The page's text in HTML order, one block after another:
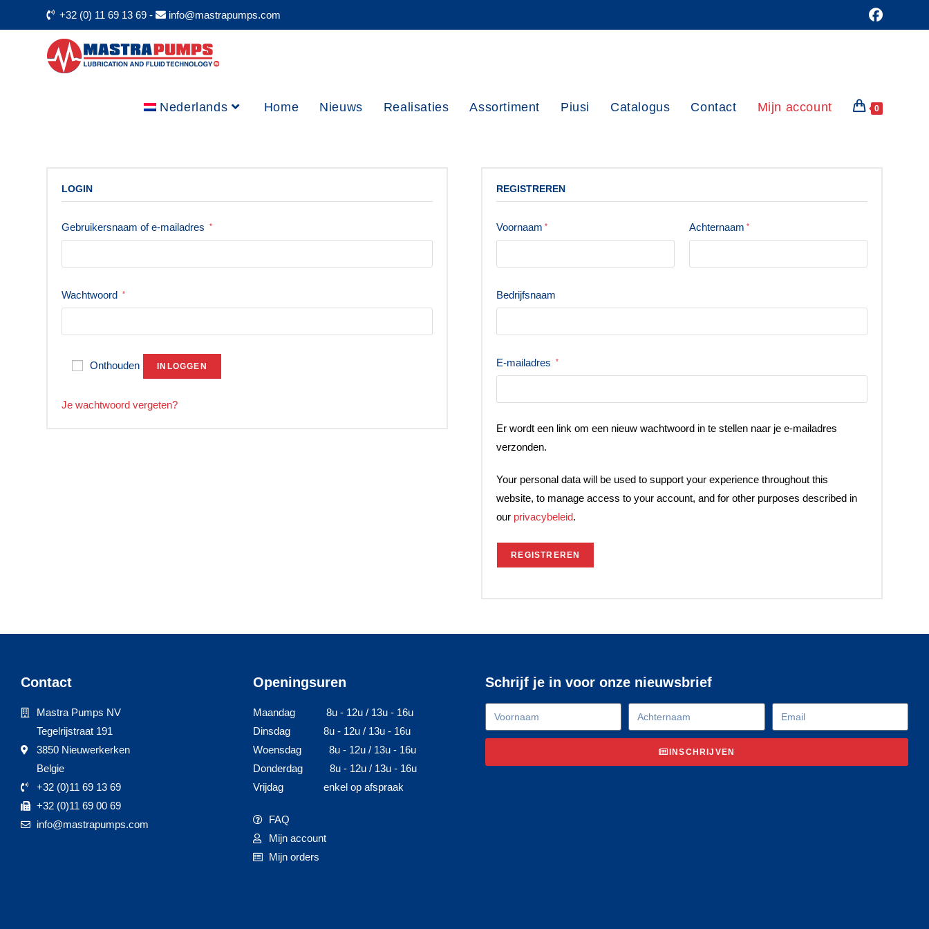
+32 (0) 11 69 13 69 - info@mastrapumps.com
Nederlands Home Nieuws Realisaties Assortiment Piusi Catalogus Contact Mijn account 0
LOGIN
Gebruikersnaam of e-mailadres *
Wachtwoord *
Onthouden INLOGGEN
Je wachtwoord vergeten?
REGISTREREN
Voornaam * Achternaam *
Bedrijfsnaam
E-mailadres *
Er wordt een link om een nieuw wachtwoord in te stellen naar je e-mailadres
verzonden.
Your personal data will be used to support your experience throughout this
website, to manage access to your account, and for other purposes described in
our privacybeleid.
REGISTREREN
Contact
Mastra Pumps NV
Tegelrijstraat 191
3850 Nieuwerkerken
Belgie
+32 (0)11 69 13 69
+32 (0)11 69 00 69
info@mastrapumps.com
Openingsuren
Maandag
8u - 12u / 13u - 16u
Dinsdag
8u - 12u / 13u - 16u
Woensdag
8u - 12u / 13u - 16u
Donderdag
8u - 12u / 13u - 16u
Vrijdag
enkel op afspraak
FAQ
Mijn account
Mijn orders
Schrijf je in voor onze nieuwsbrief
INSCHRIJVEN